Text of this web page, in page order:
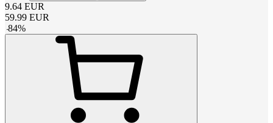
9.64 EUR
59.99 EUR
-84%